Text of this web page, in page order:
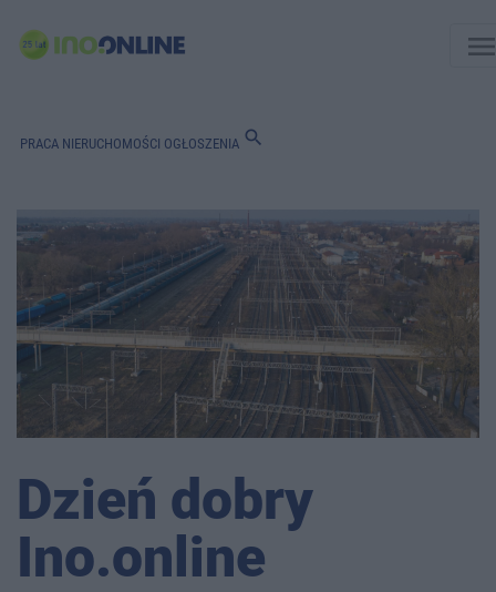
PRACA NIERUCHOMOŚCI OGŁOSZENIA search
Dzień dobry
Ino.online